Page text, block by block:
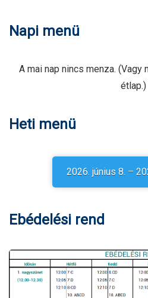
Napi menü
A mai nap nincs menza. (Vagy
étlap.)
Heti menü
2026. június 8. –
Ebédelési rend